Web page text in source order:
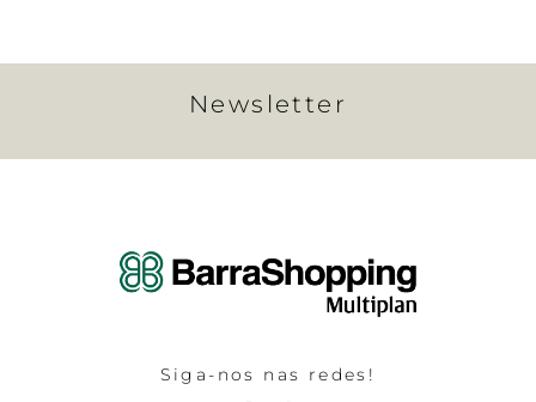
Newsletter
Siga-nos nas redes!